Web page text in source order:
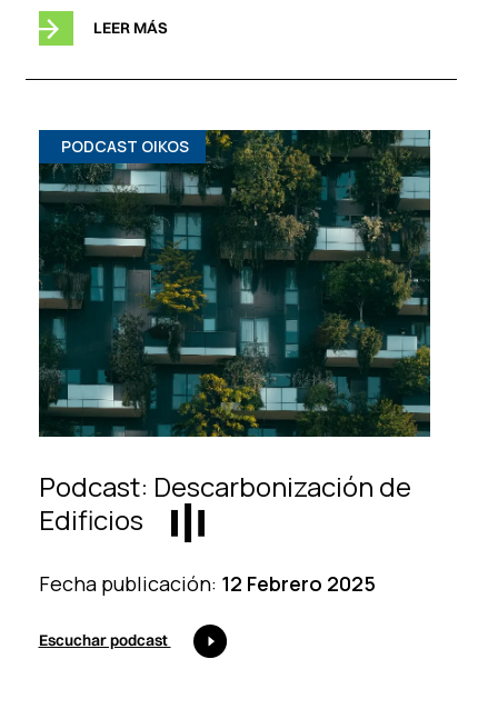
LEER MÁS
PODCAST OIKOS
Podcast: Descarbonización de
Edificios
Fecha publicación: 12 Febrero 2025
Escuchar podcast